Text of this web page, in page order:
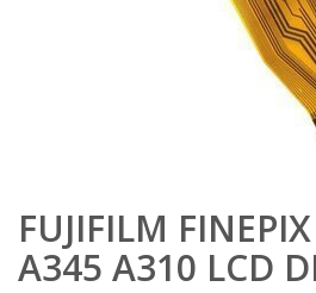
FUJIFILM
A345 A310 LCD